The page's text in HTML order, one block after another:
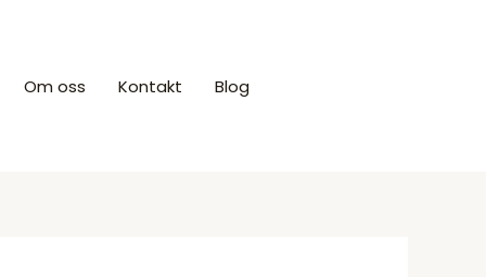
Om oss Kontakt Blog